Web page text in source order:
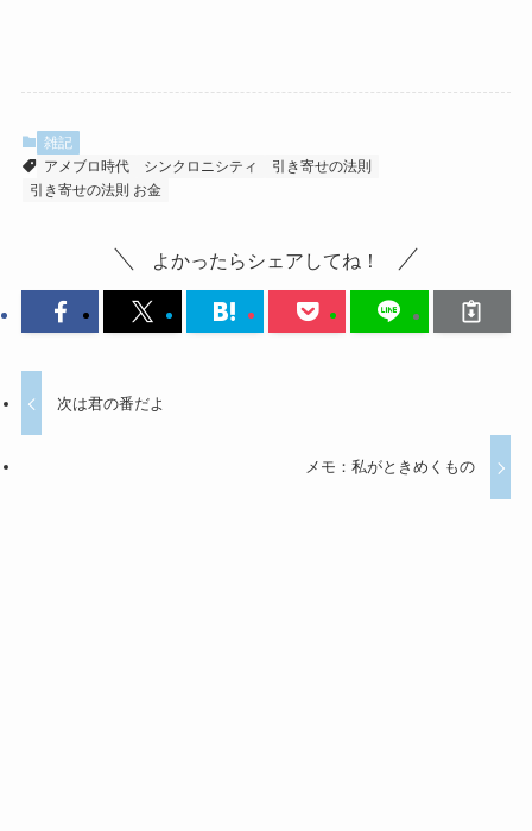
雑記
アメブロ時代
シンクロニシティ
引き寄せの法則
引き寄せの法則 お金
よかったらシェアしてね！
次は君の番だよ
メモ：私がときめくもの